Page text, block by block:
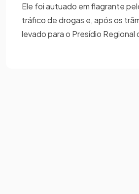
Ele foi autuado em flagrante
tráfico de drogas e, após os
levado para o Presídio Regional